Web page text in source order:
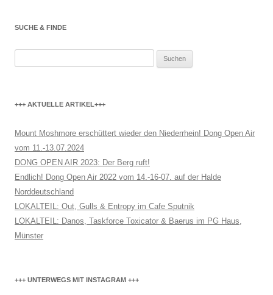
SUCHE & FINDE
+++ AKTUELLE ARTIKEL+++
Mount Moshmore erschüttert wieder den Niederrhein! Dong Open Air
vom 11.-13.07.2024
DONG OPEN AIR 2023: Der Berg ruft!
Endlich! Dong Open Air 2022 vom 14.-16-07. auf der Halde
Norddeutschland
LOKALTEIL: Out, Gulls & Entropy im Cafe Sputnik
LOKALTEIL: Danos, Taskforce Toxicator & Baerus im PG Haus,
Münster
+++ UNTERWEGS MIT INSTAGRAM +++